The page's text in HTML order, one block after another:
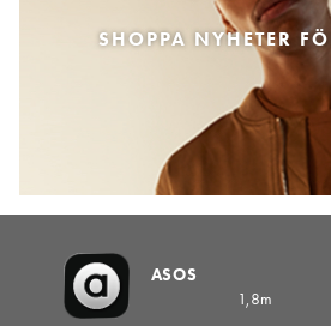
SHOPPA NYHETER
ASOS
1,8m